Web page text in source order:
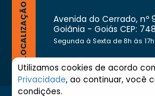
LOCALIZAÇÃO
Avenida do Cerrado, nº
Goiânia - Goiás CEP:
Segunda à Sexta de 8h às 17h
Utilizamos cookies de acordo
Privacidade, ao continuar, você
condições.